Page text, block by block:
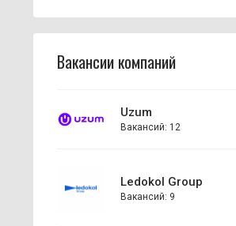
Вакансии компаний
Uzum
Вакансий: 12
Ledokol Group
Вакансий: 9